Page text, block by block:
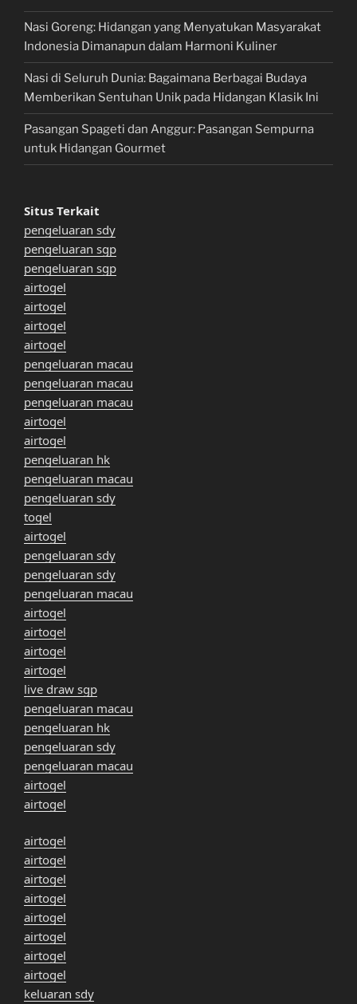
Nasi Goreng: Hidangan yang Menyatukan Masyarakat
Indonesia Dimanapun dalam Harmoni Kuliner
Nasi di Seluruh Dunia: Bagaimana Berbagai Budaya
Memberikan Sentuhan Unik pada Hidangan Klasik Ini
Pasangan Spageti dan Anggur: Pasangan Sempurna
untuk Hidangan Gourmet
Situs Terkait
pengeluaran sdy
pengeluaran sgp
pengeluaran sgp
airtogel
airtogel
airtogel
airtogel
pengeluaran macau
pengeluaran macau
pengeluaran macau
airtogel
airtogel
pengeluaran hk
pengeluaran macau
pengeluaran sdy
togel
airtogel
pengeluaran sdy
pengeluaran sdy
pengeluaran macau
airtogel
airtogel
airtogel
airtogel
live draw sgp
pengeluaran macau
pengeluaran hk
pengeluaran sdy
pengeluaran macau
airtogel
airtogel
airtogel
airtogel
airtogel
airtogel
airtogel
airtogel
airtogel
airtogel
keluaran sdy